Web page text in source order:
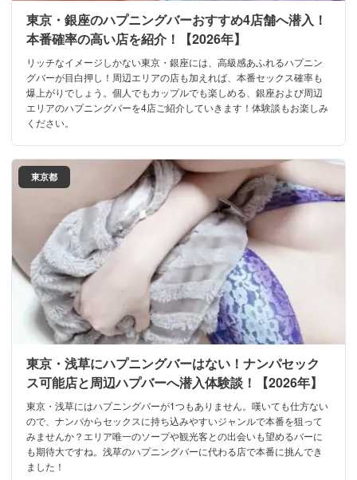
東京・銀座のハプニングバーおすすめ4店舗へ潜入！
本番確率の高い店を紹介！【2026年】
リッチなイメージしかない東京・銀座には、高級感あふれるハプニン
グバーが目白押し！周辺エリアの店も加えれば、本番セックス確率も
爆上がりでしょう。個人でもカップルでも楽しめる、銀座および周辺
エリアのハプニングバーを4店ご紹介していきます！体験談もお楽しみ
ください。
東京都
東京・浅草にハプニングバーはない！ナンパセック
ス可能店と周辺ハプバーへ潜入体験談！【2026年】
東京・浅草にはハプニングバーが1つもありません。嘆いても仕方ない
ので、ナンパからセックスに持ち込みやすいジャンルで本番を狙って
みませんか？エリア唯一のソープや観光客との出会いも望めるバーに
も期待大ですね。浅草のハプニングバーに代わる店で本番に挑んでき
ました！